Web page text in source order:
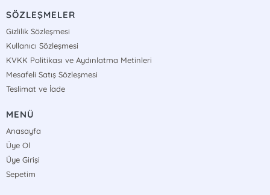
SÖZLEŞMELER
Gizlilik Sözleşmesi
Kullanıcı Sözleşmesi
KVKK Politikası ve Aydınlatma Metinleri
Mesafeli Satış Sözleşmesi
Teslimat ve İade
MENÜ
Anasayfa
Üye Ol
Üye Girişi
Sepetim